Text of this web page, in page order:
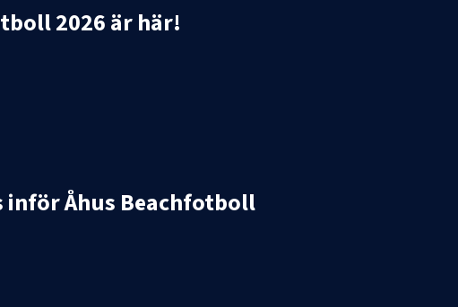
2026 är här!
Åhus Beachfotboll